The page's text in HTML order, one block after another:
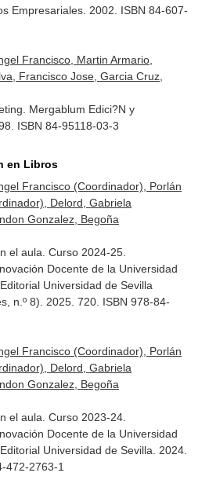
Empresariales. 2002. ISBN 84-607-
Francisco, Martin Armario,
Francisco Jose, Garcia Cruz,
Mergablum Edici?N y
ISBN 84-95118-03-3
en Libros
Francisco (Coordinador), Porlán
Delord, Gabriela
Gonzalez, Begoña
el aula. Curso 2024-25.
Docente de la Universidad
Universidad de Sevilla
n.º 8). 2025. 720. ISBN 978-84-
Francisco (Coordinador), Porlán
Delord, Gabriela
Gonzalez, Begoña
el aula. Curso 2023-24.
Docente de la Universidad
Universidad de Sevilla. 2024.
472-2763-1